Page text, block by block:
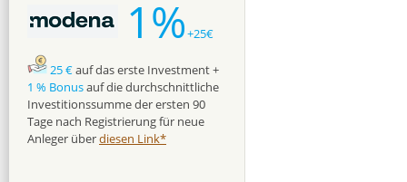
1%+25€
25 €auf das erste Investment +
1 % Bonusauf die durchschnittliche
Investitionssumme der ersten 90
Tage nach Registrierung für neue
Anleger überdiesen Link*